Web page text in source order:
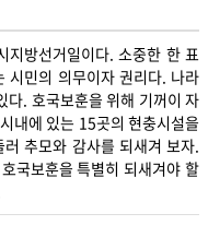
지방선거일이다. 소중한 한 표
시민의 의무이자 권리다. 나라
다. 호국보훈을 위해 기꺼이 자
내에 있는 15곳의 현충시설을
추모와 감사를 되새겨 보자.
국보훈을 특별히 되새겨야 할